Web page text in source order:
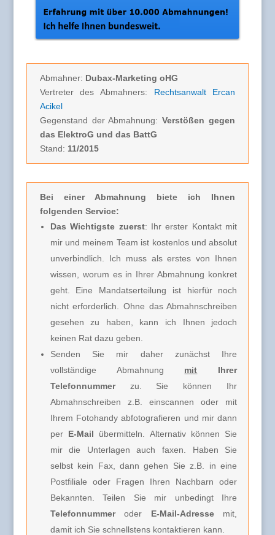
Abmahner: Dubax-Marketing oHG
Vertreter des Abmahners: Rechtsanwalt Ercan
Acikel
Gegenstand der Abmahnung:Verstößen gegen
das ElektroG und das BattG
Stand: 11/2015
Bei einer Abmahnung biete ich Ihnen
folgenden Service:
Das Wichtigste zuerst: Ihr erster Kontakt mit
mir und meinem Team ist kostenlos und absolut
unverbindlich. Ich mussals erstes von Ihnen
wissen, worum es in Ihrer Abmahnung konkret
geht. Eine Mandatserteilung ist hierfür noch
nicht erforderlich. Ohne das Abmahnschreiben
gesehen zu haben, kann ich Ihnen jedoch
keinen Rat dazu geben.
Senden Sie mir daher zunächst Ihre
vollständige Abmahnung mit Ihrer
Telefonnummerzu. Sie können Ihr
Abmahnschreiben z.B. einscannen oder mit
Ihrem Fotohandy abfotografieren und mir dann
per E-Mail übermitteln. Alternativ können Sie
mir die Unterlagen auch faxen. Haben Sie
selbst kein Fax, dann gehen Sie z.B. in eine
Postfiliale oder Fragen Ihren Nachbarn oder
Bekannten. Teilen Sie mir unbedingt Ihre
Telefonnummeroder E-Mail-Adressemit,
damit ich Sie schnellstens kontaktieren kann.